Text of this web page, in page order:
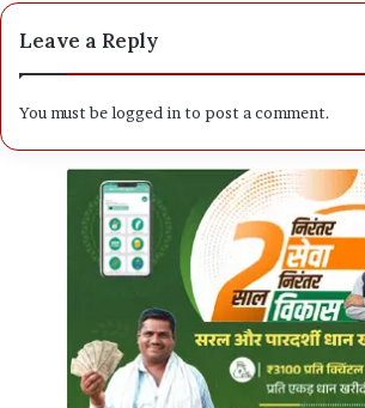
Leave a Reply
You must belogged in to post a comment.